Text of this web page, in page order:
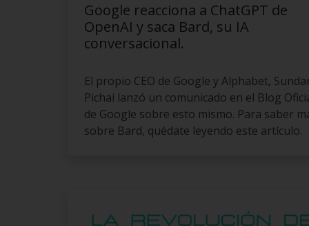
Google reacciona a ChatGPT de
OpenAI y saca Bard, su IA
conversacional.
El propio CEO de Google y Alphabet,
Pichai lanzó un comunicado en el Blog
de Google sobre esto mismo. Para saber
sobre Bard, quédate leyendo este artículo.